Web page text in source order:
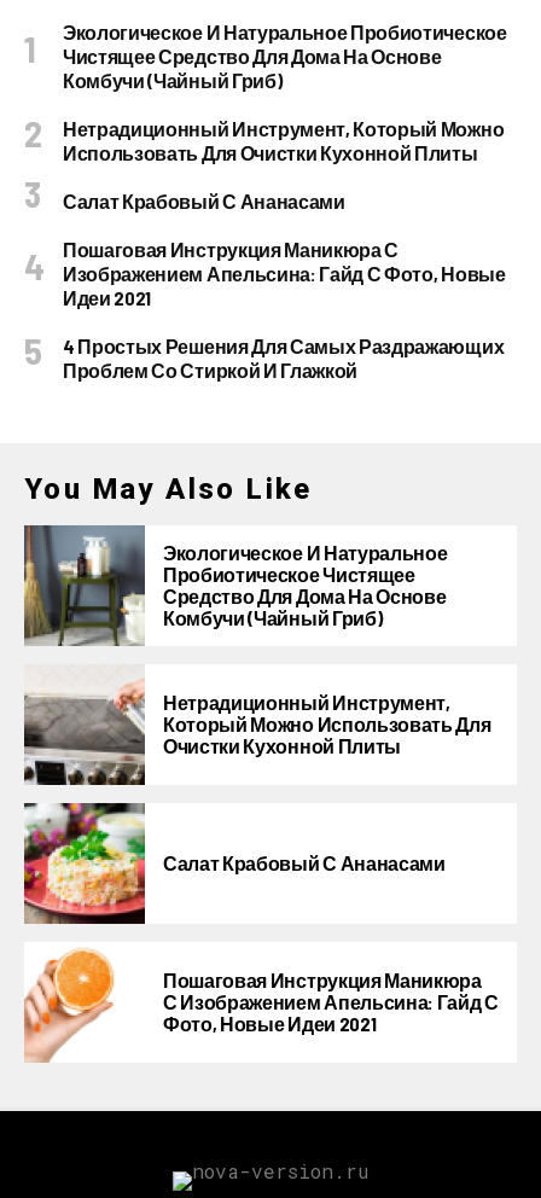
Экологическое И Натуральное Пробиотическое
Чистящее Средство Для Дома На Основе
Комбучи (чайный Гриб)
Нетрадиционный Инструмент, Который Можно
Использовать Для Очистки Кухонной Плиты
Салат Крабовый С Ананасами
Пошаговая Инструкция Маникюра С
Изображением Апельсина: Гайд С Фото, Новые
Идеи 2021
4 Простых Решения Для Самых Раздражающих
Проблем Со Стиркой И Глажкой
You May Also Like
Экологическое И Натуральное
Пробиотическое Чистящее
Средство Для Дома На Основе
Комбучи (чайный Гриб)
Нетрадиционный Инструмент,
Который Можно Использовать Для
Очистки Кухонной Плиты
Салат Крабовый С Ананасами
Пошаговая Инструкция Маникюра
С Изображением Апельсина: Гайд С
Фото, Новые Идеи 2021